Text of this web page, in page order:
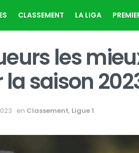
CLASSEMENT LA LIGA
les
la saison
en Classement, Ligue 1